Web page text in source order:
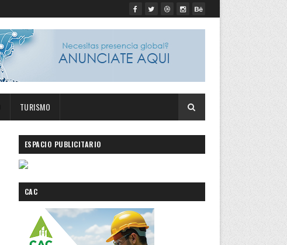
TURISMO
ESPACIO PUBLICITARIO
CAC